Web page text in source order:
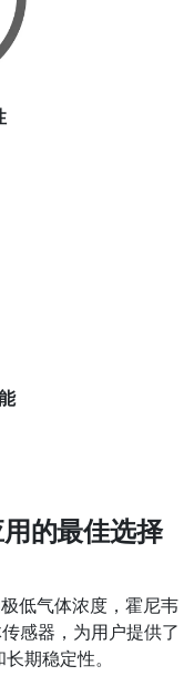
的最佳选择
低气体浓度，霍尼韦
感器，为用户提供了
期稳定性。